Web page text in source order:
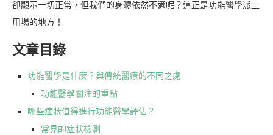
卻顯示一切正常，但我們的身體依然不適呢？這正是功能醫學派上
用場的地方！
文章目錄
功能醫學是什麼？與傳統醫療的不同之處
功能醫學關注的重點
哪些症狀值得進行功能醫學評估？
常見的症狀檢測